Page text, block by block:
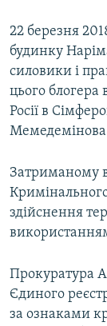
22 березня
будинку
силовики і
цього блогера
Росії в
Затриманому
здійснення
Прокуратура
Єдиного
за ознаками